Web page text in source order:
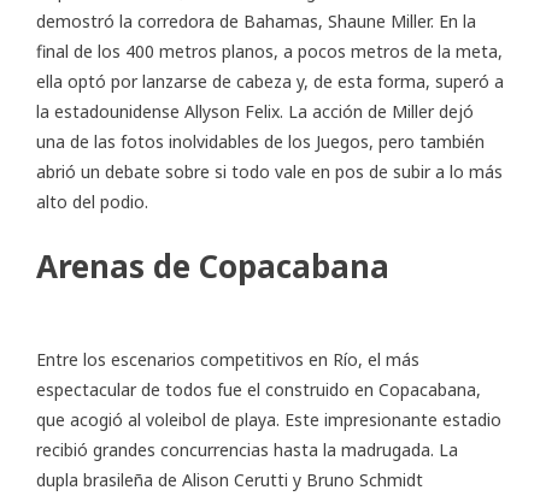
demostró la corredora de Bahamas, Shaune Miller. En la
final de los 400 metros planos, a pocos metros de la meta,
ella optó por lanzarse de cabeza y, de esta forma, superó a
la estadounidense Allyson Felix. La acción de Miller dejó
una de las fotos inolvidables de los Juegos, pero también
abrió un debate sobre si todo vale en pos de subir a lo más
alto del podio.
Arenas de Copacabana
Entre los escenarios competitivos en Río, el más
espectacular de todos fue el construido en Copacabana,
que acogió al voleibol de playa. Este impresionante estadio
recibió grandes concurrencias hasta la madrugada. La
dupla brasileña de Alison Cerutti y Bruno Schmidt